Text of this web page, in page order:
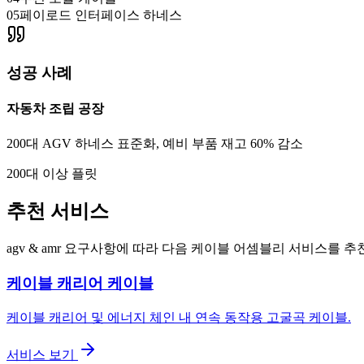
05페이로드 인터페이스 하네스
성공 사례
자동차 조립 공장
200대 AGV 하네스 표준화, 예비 부품 재고 60% 감소
200대 이상 플릿
추천 서비스
agv & amr 요구사항에 따라 다음 케이블 어셈블리 서비스를 추
케이블 캐리어 케이블
케이블 캐리어 및 에너지 체인 내 연속 동작용 고굴곡 케이블.
서비스 보기